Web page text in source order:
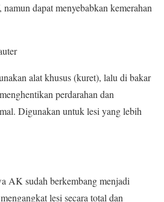
dapat menyebabkan kemerahan
alat khusus (kuret), lalu di bakar
perdarahan dan
Digunakan untuk lesi yang lebih
AK sudah berkembang menjadi
lesi secara total dan